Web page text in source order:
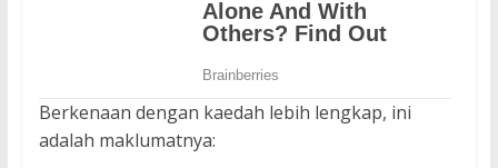
Berkenaan dengan kaedah lebih lengkap, ini
adalah maklumatnya: